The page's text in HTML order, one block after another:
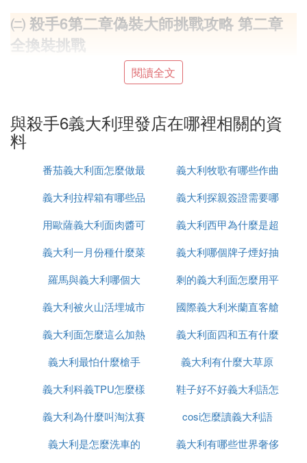
㈡ 殺手6第二章偽裝大師挑戰攻略 第二章
全換裝挑戰
殺手6第二章偽裝大師挑戰攻略，第二章全換裝挑戰
1.獲取47招牌套裝和義大利套裝：這兩套服裝是游戲
初始設定就有的，直接換上就好。
換上快遞員制服 ：去庄園外的公路盡頭，找到那輛
失事的快遞車，背後偷襲快遞員，換上他的衣服。
獲取騎車手服裝：在快遞車附近，有個受傷的騎車
後換上他的衣服。
候偷襲抽煙的服務員，換上他的衣服。
穿上心理醫生衣服：先穿上服務員制服，去西餐廳
偷老鼠葯給醫生的咖啡下毒，等醫生腹痛去衛生間，
跟進去擊倒他，換上衣服。
閱讀全文
與殺手6義大利理發店在哪裡相關的資
料
番茄義大利面怎麼做最
簡單還好吃
義大利牧歌有哪些作曲
大家
義大利拉桿箱有哪些品
牌
義大利探親簽證需要哪
些
用歐薩義大利面肉醬可
做什麼
義大利西甲為什麼是超
級甲
義大利一月份種什麼菜
義大利哪個牌子煙好抽
羅馬與義大利哪個大
剩的義大利面怎麼用平
底鍋加熱
義大利被火山活埋城市
叫什麼
國際義大利米蘭直客艙
是什麼意思
義大利面怎麼這么加熱
義大利面四和五有什麼
區別
義大利最怕什麼槍手
義大利有什麼大草原
義大利科義TPU怎麼樣
鞋子好不好義大利語怎
麼說
義大利為什麼叫淘汰賽
之王
cosi怎麼讀義大利語
義大利是怎麼洗車的
義大利有哪些世界奢侈